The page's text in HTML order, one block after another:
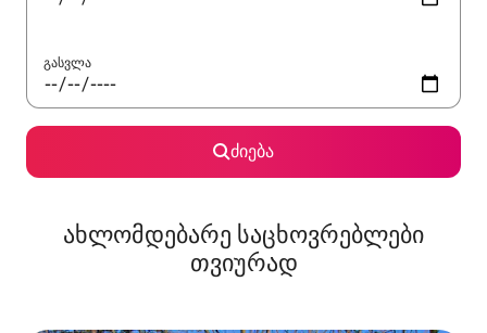
გასვლა
ძიება
ახლომდებარე საცხოვრებლები
თვიურად